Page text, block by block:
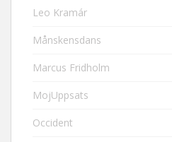
Leo Kramár
Månskensdans
Marcus Fridholm
MojUppsats
Occident